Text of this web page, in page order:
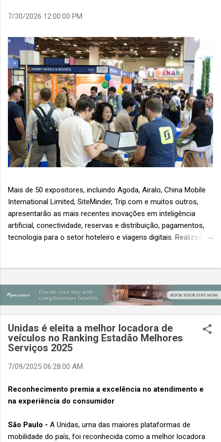
7/30/2026 12:00:00 PM
Mais de 50 expositores, incluindo Agoda, Airalo, China Mobile
International Limited, SiteMinder, Trip.com e muitos outros,
apresentarão as mais recentes inovações em inteligência
artificial, conectividade, reservas e distribuição, pagamentos,
tecnologia para o setor hoteleiro e viagens digitais. Realizada
podem acessar os três eventos simultâneos A Travel Tech
Asia 2026 retorna de 21 a 23 de outubro de 2026 no Sands
compradores para explorar as inovações que moldam o futuro
das viagens. O evento também contará com a presença de
importantes nomes do setor e debates sobre as principais
tendências que impulsionam a próxima geração da tecnologia
Unidas é eleita a melhor locadora de
veículos no Ranking Estadão Melhores
Serviços 2025
7/09/2025 06:28:00 AM
Reconhecimento premia a excelência no atendimento e
na experiência do consumidor
São Paulo - A Unidas, uma das maiores plataformas de
mobilidade do país, foi reconhecida como a melhor locadora